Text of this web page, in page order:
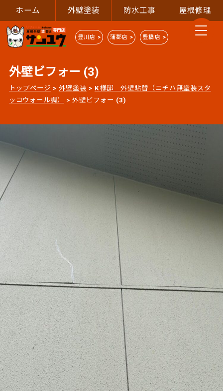
ホーム 外壁塗装 防水工事 屋根修理
豊川店 > 蒲郡店 > 豊橋店 >
外壁ビフォー (3)
トップページ > 外壁塗装 > K様邸 外壁貼替（ニチハ無塗装スタ
ッコウォール調）
> 外壁ビフォー (3)